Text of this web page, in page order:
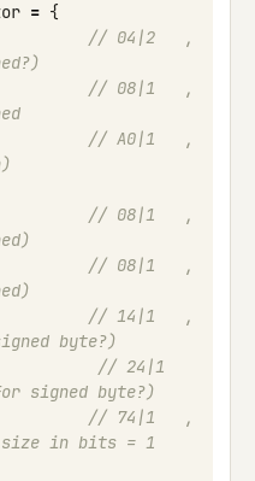
= {
// 04|2   ,
// 08|1   ,
// A0|1   ,
// 08|1   ,
// 08|1   ,
// 14|1   ,
byte?)
// 24|1
signed byte?)
// 74|1   ,
in bits = 1